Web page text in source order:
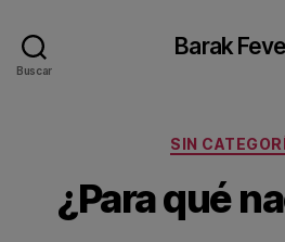
Buscar
Barak
SIN
¿Para qué